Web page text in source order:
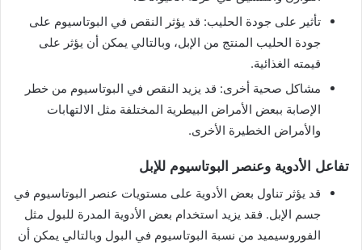
تأثير على جودة الحليب: قد يؤثر النقص في البوتاسيوم على
جودة الحليب المنتج من الإبل، وبالتالي يمكن أن يؤثر على
قيمته الغذائية.
مشاكل صحية أخرى: قد يزيد النقص في البوتاسيوم من خطر
الإصابة ببعض الأمراض البيطرية المختلفة مثل الالتهابات
والأمراض الخطيرة الأخرى.
تفاعل الأدوية وعنصر البوتاسيوم للإبل
قد يؤثر تناول بعض الأدوية على مستويات عنصر البوتاسيوم في
جسم الإبل. فقد يزيد استخدام بعض الأدوية المدرة للبول مثل
الفوروسيميد من نسبة البوتاسيوم في البول وبالتالي يمكن أن